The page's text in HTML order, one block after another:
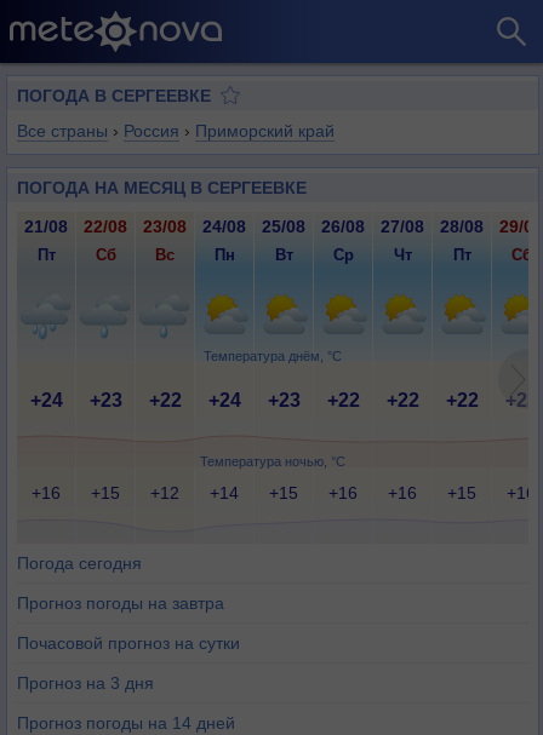
ПОГОДА В СЕРГЕЕВКЕ
Все страны › Россия › Приморский край
ПОГОДА НА МЕСЯЦ В СЕРГЕЕВКЕ
Температура днём, °C
Температура ночью, °C
21/08 22/08 23/08 24/08 25/08 26/08 27/08 28/08 29/08
Пт Сб Вс Пн Вт Ср Чт Пт Сб
+24 +23 +22 +24 +23 +22 +22 +22 +23
+16 +15 +12 +14 +15 +16 +16 +15 +16
Погода сегодня
Прогноз погоды на завтра
Почасовой прогноз на сутки
Прогноз на 3 дня
Прогноз погоды на 14 дней